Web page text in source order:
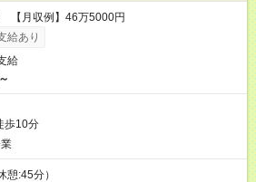
【月収例】46万5000円
給あり
給
歩10分
憩:45分）